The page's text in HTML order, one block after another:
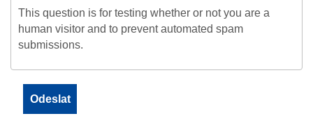
This question is for testing whether or not you are a
human visitor and to prevent automated spam
submissions.